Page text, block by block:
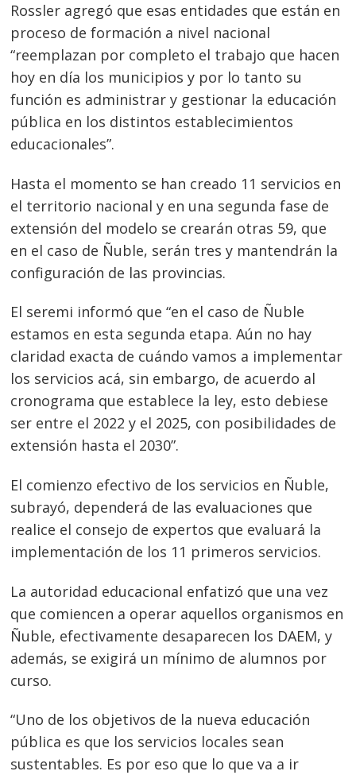
Rossler agregó que esas entidades que están en
proceso de formación a nivel nacional
“reemplazan por completo el trabajo que hacen
hoy en día los municipios y por lo tanto su
función es administrar y gestionar la educación
pública en los distintos establecimientos
educacionales”.
Hasta el momento se han creado 11 servicios en
el territorio nacional y en una segunda fase de
extensión del modelo se crearán otras 59, que
en el caso de Ñuble, serán tres y mantendrán la
configuración de las provincias.
El seremi informó que “en el caso de Ñuble
estamos en esta segunda etapa. Aún no hay
claridad exacta de cuándo vamos a implementar
los servicios acá, sin embargo, de acuerdo al
cronograma que establece la ley, esto debiese
ser entre el 2022 y el 2025, con posibilidades de
extensión hasta el 2030”.
El comienzo efectivo de los servicios en Ñuble,
subrayó, dependerá de las evaluaciones que
realice el consejo de expertos que evaluará la
implementación de los 11 primeros servicios.
La autoridad educacional enfatizó que una vez
que comiencen a operar aquellos organismos en
Ñuble, efectivamente desaparecen los DAEM, y
además, se exigirá un mínimo de alumnos por
curso.
“Uno de los objetivos de la nueva educación
pública es que los servicios locales sean
sustentables. Es por eso que lo que va a ir